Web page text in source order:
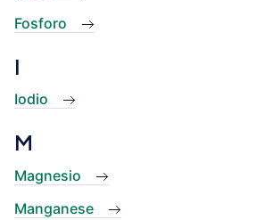
Fosforo
Iodio
M
Magnesio
Manganese